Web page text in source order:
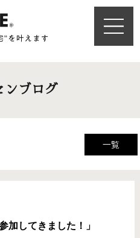
ンブログ
一覧
してきました！」